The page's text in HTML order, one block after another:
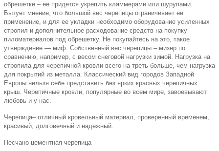
обрешетке – ее придется укрепить кляммерами или шурупами.
Бытует мнение, что большой вес черепицы ограничивает ее
применение, и для ее укладки необходимо оборудование усиленных
стропил и дополнительное расходование средств на покупку
пиломатериалов под обрешетку. Не покупайтесь на это, такое
утверждение — миф. Собственный вес черепицы – мизер по
сравнению, например, с весом снеговой нагрузки зимой. Нагрузка на
стропила для черепичной кровли всего на треть больше, чем нагрузка
для покрытий из металла. Классический вид городов Западной
Европы нельзя себе представить без ярких красных черепичных
крыш. Черепичные кровли, популярные во всем мире, завоевывают
любовь и у нас.
Черепица– отличный кровельный материал, проверенный временем,
красивый, долговечный и надежный.
Песчано-цементная черепица